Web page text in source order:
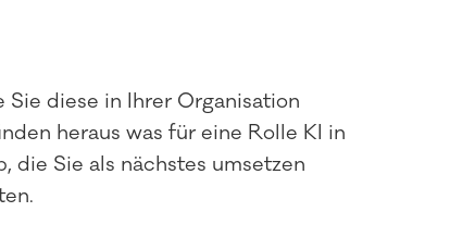
diese in Ihrer Organisation
heraus was für eine Rolle KI in
die Sie als nächstes umsetzen